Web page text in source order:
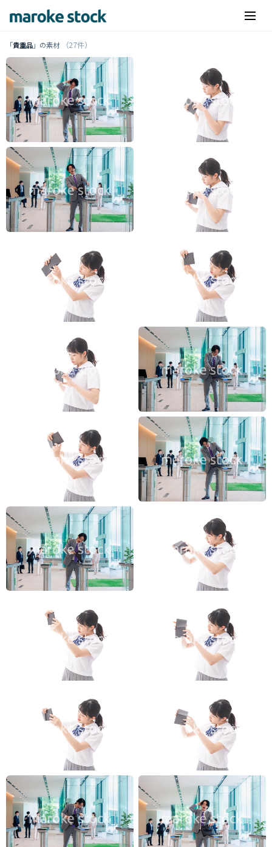
「貴重品」の素材 （27件）